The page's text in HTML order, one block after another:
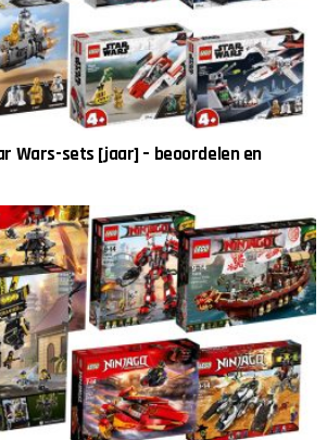
Wars-sets [jaar] – beoordelen en